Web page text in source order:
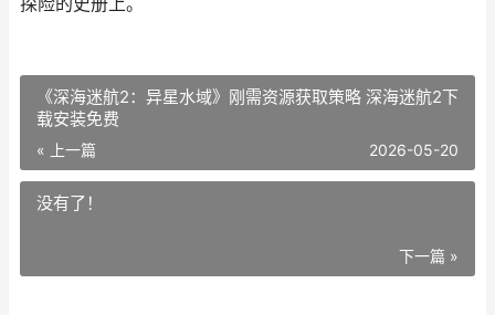
《深海迷航2：异星水域》刚需资源获取策略 深海迷航2下
载安装免费
« 上一篇 2026-05-20
没有了！
下一篇 »